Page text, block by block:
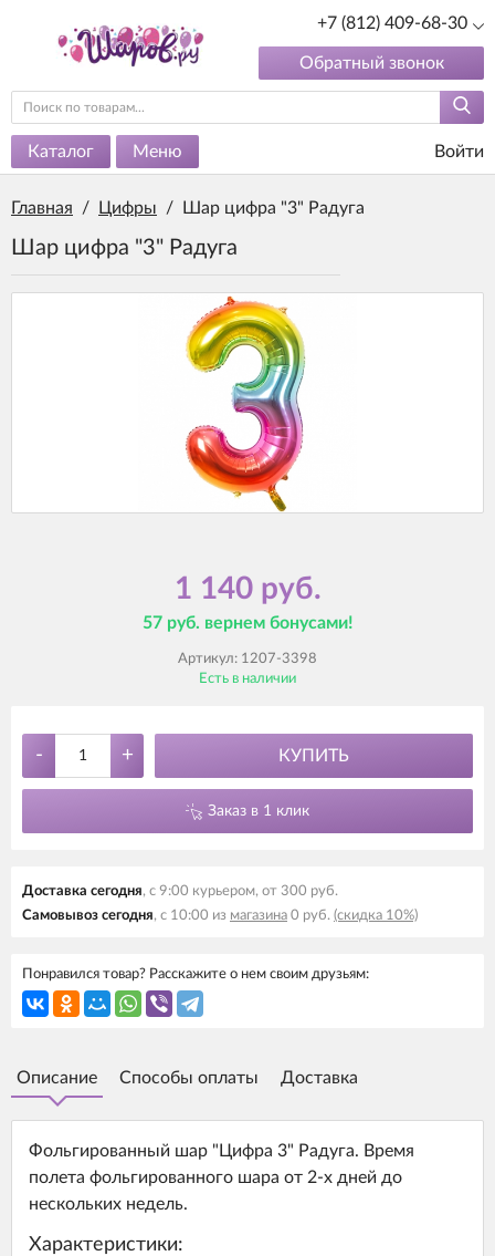
+7 (812) 409-68-30
Обратный звонок
Каталог Меню Войти
Главная / Цифры / Шар цифра "3" Радуга
Шар цифра "3" Радуга
1 140 руб.
57 руб. вернем бонусами!
Артикул: 1207-3398
Есть в наличии
- + КУПИТЬ
Заказ в 1 клик
Доставка сегодня, с 9:00 курьером, от 300 руб.
Самовывоз сегодня, с 10:00 из магазина 0 руб. (скидка 10%)
Понравился товар? Расскажите о нем своим друзьям:
Описание Способы оплаты Доставка
Фольгированный шар "Цифра 3" Радуга. Время
полета фольгированного шара от 2-х дней до
нескольких недель.
Характеристики: